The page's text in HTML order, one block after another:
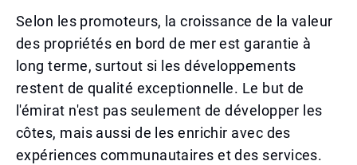
Selon les promoteurs, la croissance de la valeur
des propriétés en bord de mer est garantie à
long terme, surtout si les développements
restent de qualité exceptionnelle. Le but de
l'émirat n'est pas seulement de développer les
côtes, mais aussi de les enrichir avec des
expériences communautaires et des services.